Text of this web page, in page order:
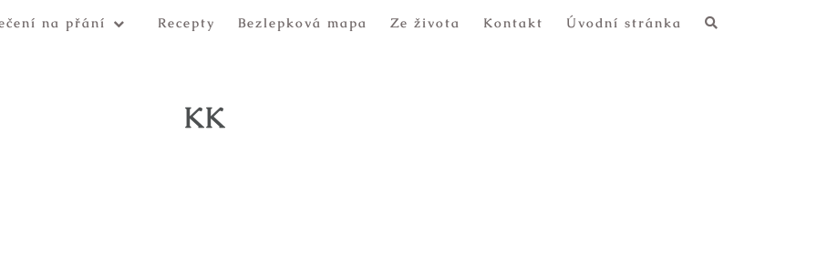
na přání Recepty Bezlepková mapa Ze života Kontakt Úvodní stránka
KK